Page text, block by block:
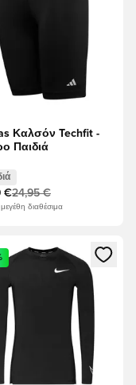
Καλσόν Techfit -
Παιδιά
€24,95 €
διαθέσιμα
ή να εγγραφείτε ως
ένα Modal για να